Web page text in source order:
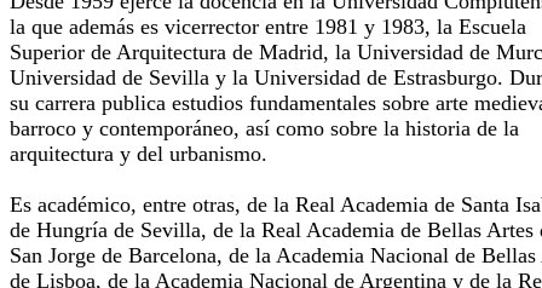
la que además es vicerrector entre 1981 y 1983, la Escuela
Superior de Arquitectura de Madrid, la Universidad de
Universidad de Sevilla y la Universidad de Estrasburgo.
su carrera publica estudios fundamentales sobre arte
barroco y contemporáneo, así como sobre la historia de la
arquitectura y del urbanismo.
Es académico, entre otras, de la Real Academia de Santa
de Hungría de Sevilla, de la Real Academia de Bellas Artes
San Jorge de Barcelona, de la Academia Nacional de Bellas
de Lisboa, de la Academia Nacional de Argentina y de la